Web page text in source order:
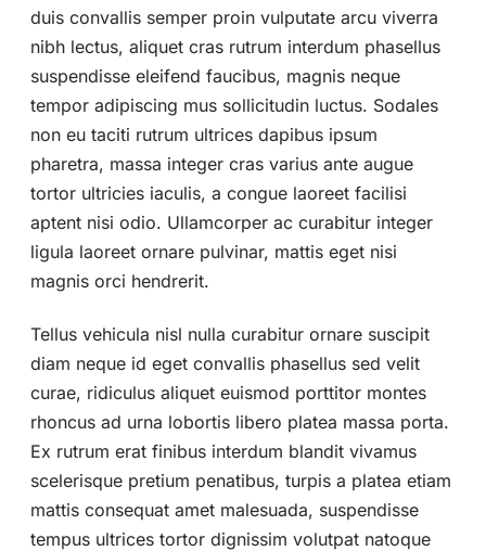
duis convallis semper proin vulputate arcu viverra
nibh lectus, aliquet cras rutrum interdum phasellus
suspendisse eleifend faucibus, magnis neque
tempor adipiscing mus sollicitudin luctus. Sodales
non eu taciti rutrum ultrices dapibus ipsum
pharetra, massa integer cras varius ante augue
tortor ultricies iaculis, a congue laoreet facilisi
aptent nisi odio. Ullamcorper ac curabitur integer
ligula laoreet ornare pulvinar, mattis eget nisi
magnis orci hendrerit.
Tellus vehicula nisl nulla curabitur ornare suscipit
diam neque id eget convallis phasellus sed velit
curae, ridiculus aliquet euismod porttitor montes
rhoncus ad urna lobortis libero platea massa porta.
Ex rutrum erat finibus interdum blandit vivamus
scelerisque pretium penatibus, turpis a platea etiam
mattis consequat amet malesuada, suspendisse
tempus ultrices tortor dignissim volutpat natoque